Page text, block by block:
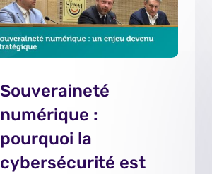
Souveraineté
numérique :
pourquoi la
cybersécurité est